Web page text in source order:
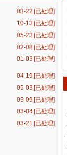
03-22 [已处理]
10-13 [已处理]
05-23 [已处理]
02-08 [已处理]
01-03 [已处理]
04-19 [已处理]
05-03 [已处理]
03-09 [已处理]
03-04 [已处理]
03-21 [已处理]